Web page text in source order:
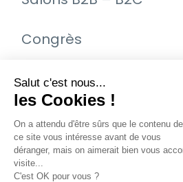
Congrès
Remise de prix – Awards
Journée Portes